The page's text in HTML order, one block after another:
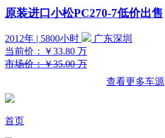
原装进口小松PC270-7低价出售
2012年 | 5800小时
广东深圳
当前价：
￥33.80 万
市场价：￥35.00 万
查看更多车源
首页